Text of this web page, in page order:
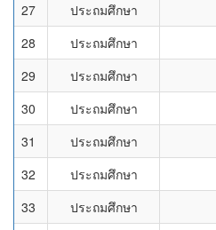
27
ประถมศึกษา
28
ประถมศึกษา
29
ประถมศึกษา
30
ประถมศึกษา
31
ประถมศึกษา
32
ประถมศึกษา
33
ประถมศึกษา